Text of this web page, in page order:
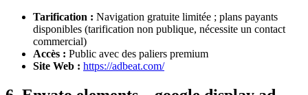
Tarification : Navigation gratuite limitée ; plans payants
disponibles (tarification non publique, nécessite un contact
commercial)
Accès : Public avec des paliers premium
Site Web : https://adbeat.com/